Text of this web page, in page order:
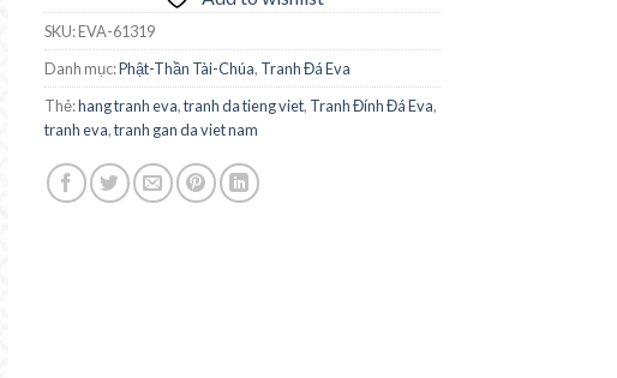
SKU:EVA-61319
Danh mục:Phật-Thần Tài-Chúa, Tranh Đá Eva
Thẻ:hang tranh eva,tranh da tieng viet, Tranh Đính Đá Eva,
tranh eva,tranh gan da viet nam